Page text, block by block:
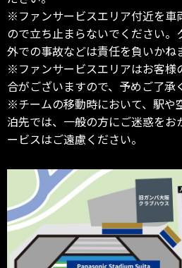
※ファンサービスエリア付近を車
ので立ち止まらないでください
外での事故などは責任を負いかね
※ファンサービスエリアはお客様
合がございますので、予めご了承
※チームの移動時において、駅や
泊先では、一般の方にご迷惑を
ービスはご遠慮ください。